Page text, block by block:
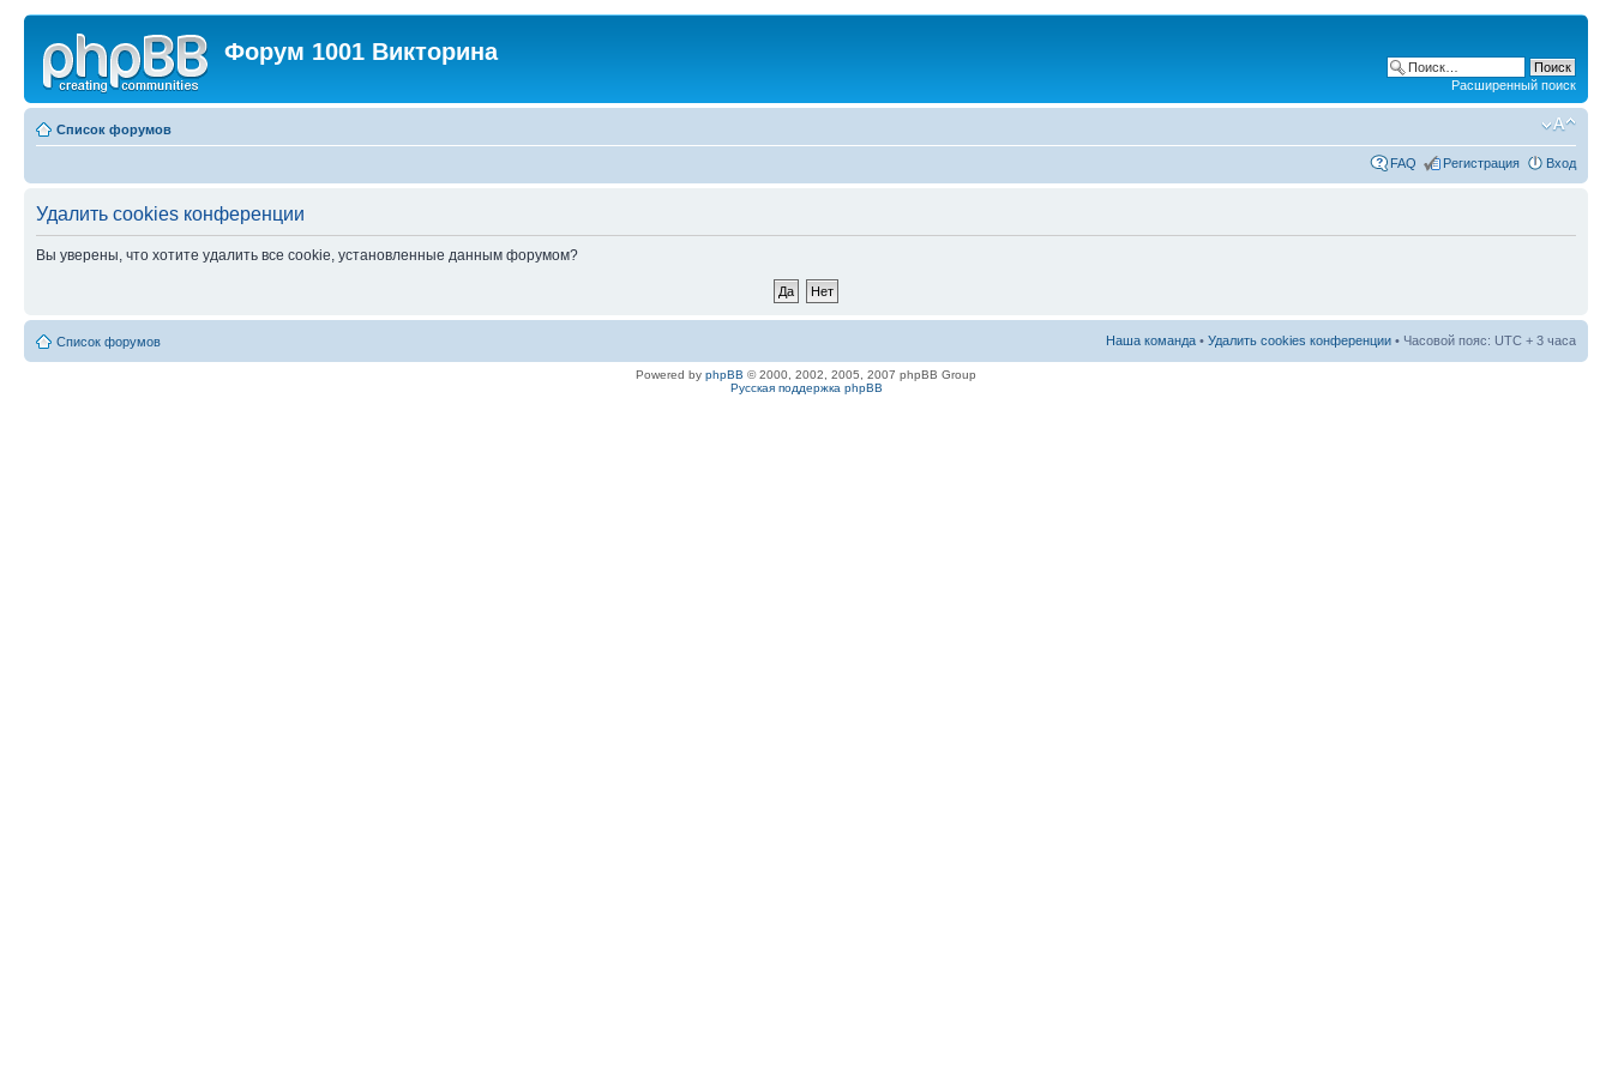
Форум 1001 Викторина
Расширенный поиск
Список форумов
FAQ Регистрация Вход
Удалить cookies конференции
Вы уверены, что хотите удалить все cookie, установленные данным форумом?
Список форумов Наша команда • Удалить cookies конференции • Часовой пояс: UTC + 3 часа
Powered by phpBB © 2000, 2002, 2005, 2007 phpBB Group
Русская поддержка phpBB